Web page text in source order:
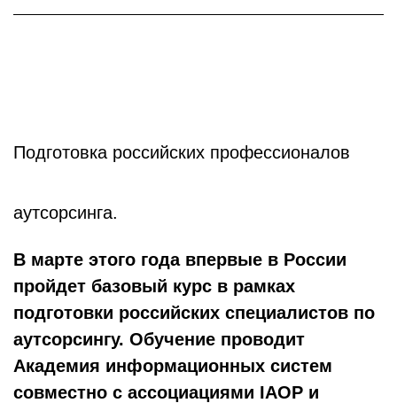
Подготовка российских профессионалов
аутсорсинга.
В марте этого года впервые в России
пройдет базовый курс в рамках
подготовки российских специалистов по
аутсорсингу. Обучение проводит
Академия информационных систем
совместно с ассоциациями IAOP и